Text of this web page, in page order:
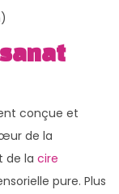
conçue et
de la
de la cire
pure. Plus